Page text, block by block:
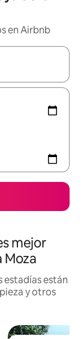
en Airbnb
con las
mejor
Moza
estadías están
y otros